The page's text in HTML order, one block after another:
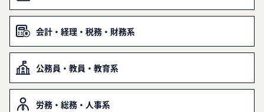
会計・経理・税務・財務系
公務員・教員・教育系
労務・総務・人事系